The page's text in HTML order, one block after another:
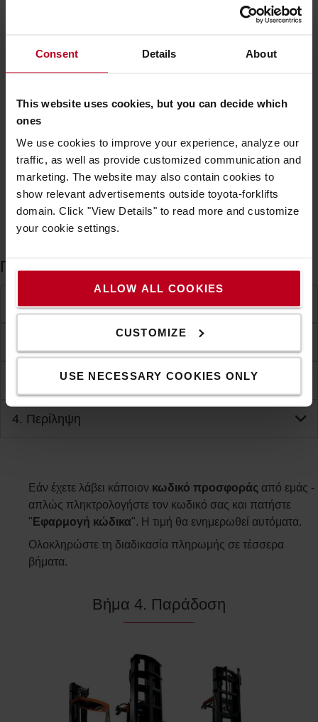
Consent Details About
This website uses cookies, but you can decide which
ones
We use cookies to improve your experience, analyze our
traffic, as well as provide customized communication and
marketing. The website may also contain cookies to
show relevant advertisements outside toyota-forklifts
domain. Click "View Details" to read more and customize
your cookie settings.
ALLOW ALL COOKIES
CUSTOMIZE
USE NECESSARY COOKIES ONLY
Προσθήκη στο καλάθι"για να
Όταν αγοράζετε μεταχειρισμένα ανυψωτικά μηχανήματα, θα
μπορείτε να επιλέξετε χρηματοδοτικές επιλογές και
προτιμώμενες επιλογές και προχωρήστε στο checkout.
Service από την Toyota >>
Βήμα 3. Κάντε την παραγγελία σας
Προχωρήστε με την πληρωμή:
1. Πληροφορίες πελάτη
3. Επιλογές πληρωμής
4. Περίληψη
Εάν έχετε λάβει κάποιον κωδικό προσφοράς από εμάς -
απλώς πληκτρολογήστε τον κωδικό σας και πατήστε
" Εφαρμογή κώδικα". Η τιμή θα ενημερωθεί αυτόματα.
Ολοκληρώστε τη διαδικασία πληρωμής σε τέσσερα
βήματα.
Βήμα 4. Παράδοση